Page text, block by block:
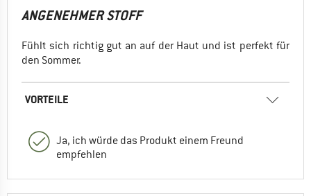
ANGENEHMER STOFF
Fühlt sich richtig gut an auf der Haut und ist perfekt für
den Sommer.
VORTEILE
Ja, ich würde das Produkt einem Freund
empfehlen